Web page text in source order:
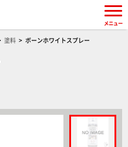
塗料 ボーンホワイトスプレー
メニュー